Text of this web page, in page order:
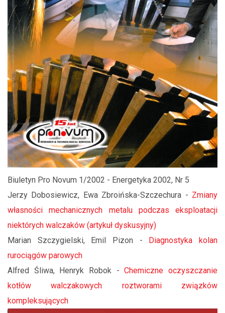
Biuletyn Pro Novum 1/2002 - Energetyka 2002, Nr 5
Jerzy Dobosiewicz, Ewa Zbroińska-Szczechura - Zmiany
własności mechanicznych metalu podczas eksploatacji
niektórych walczaków (artykuł dyskusyjny)
Marian Szczygielski, Emil Pizon - Diagnostyka kolan
rurociągów parowych
Alfred Śliwa, Henryk Robok -Chemiczne oczyszczanie
kotłów walczakowych roztworami związków
kompleksujących